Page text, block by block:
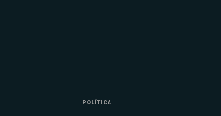
POLÍTICA